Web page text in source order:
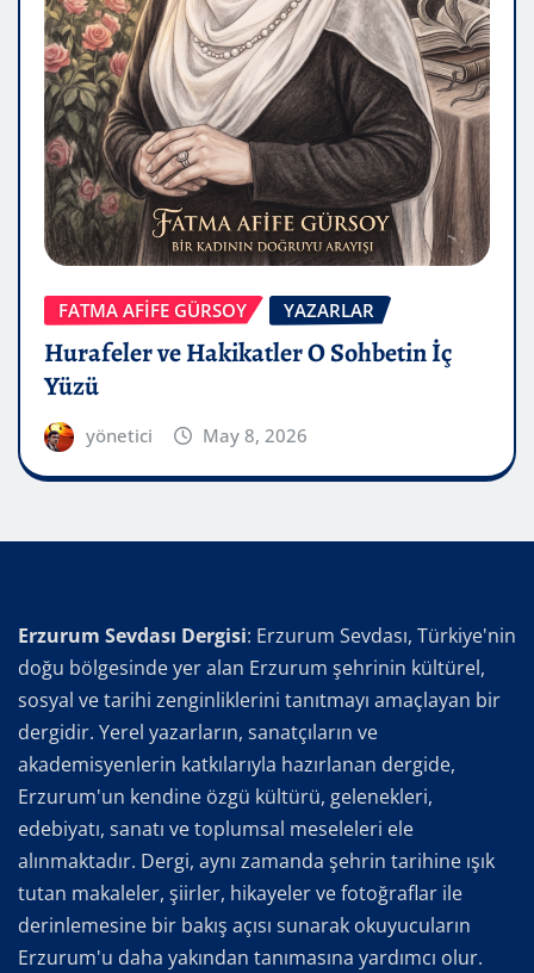
FATMA AFİFE GÜRSOY YAZARLAR
Hurafeler ve Hakikatler O Sohbetin İç
Yüzü
yönetici May 8, 2026
Erzurum Sevdası Dergisi: Erzurum Sevdası, Türkiye'nin
doğu bölgesinde yer alan Erzurum şehrinin kültürel,
sosyal ve tarihi zenginliklerini tanıtmayı amaçlayan bir
dergidir. Yerel yazarların, sanatçıların ve
akademisyenlerin katkılarıyla hazırlanan dergide,
Erzurum'un kendine özgü kültürü, gelenekleri,
edebiyatı, sanatı ve toplumsal meseleleri ele
alınmaktadır. Dergi, aynı zamanda şehrin tarihine ışık
tutan makaleler, şiirler, hikayeler ve fotoğraflar ile
derinlemesine bir bakış açısı sunarak okuyucuların
Erzurum'u daha yakından tanımasına yardımcı olur.